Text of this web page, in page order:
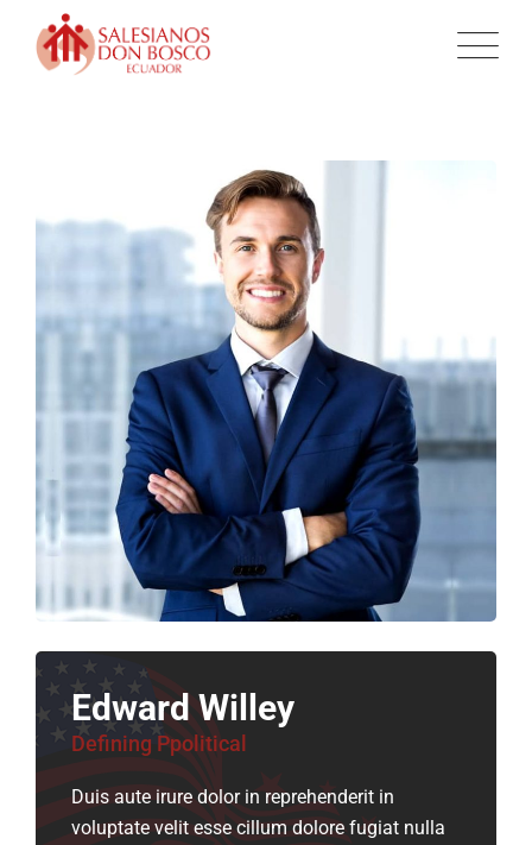
Edward Willey
Defining Ppolitical
Duis aute irure dolor in reprehenderit in
voluptate velit esse cillum dolore fugiat nulla